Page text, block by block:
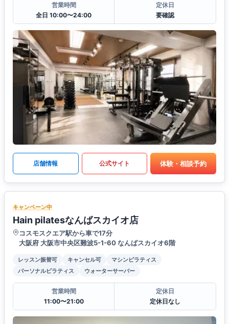
営業時間
全日 10:00〜24:00
定休日
要確認
店舗情報 公式サイト 体験・相談予約
キャンペーン中
Hain pilatesなんばスカイオ店
コスモスクエア駅から車で17分
大阪府 大阪市中央区難波5-1-60 なんばスカイオ6階
レッスン振替可 キャンセル可
マシンピラティス
パーソナルピラティス
ウォーターサーバー
営業時間
11:00〜21:00
定休日
定休日なし